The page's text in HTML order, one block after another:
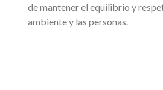
de mantener el equilibrio y
ambiente y las personas.